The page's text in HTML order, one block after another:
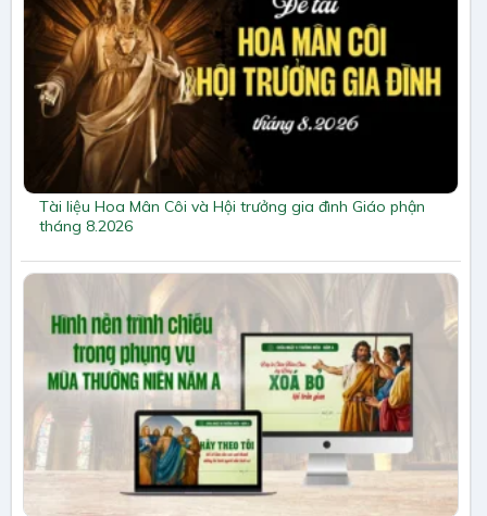
Tài liệu Hoa Mân Côi và Hội trưởng gia đình Giáo phận
tháng 8.2026